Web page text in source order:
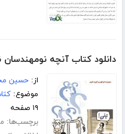
دانلود کتاب آنچه نومهندسان
از:حسین
موضوع:
۱۹ صفحه
برچسب‌ها: